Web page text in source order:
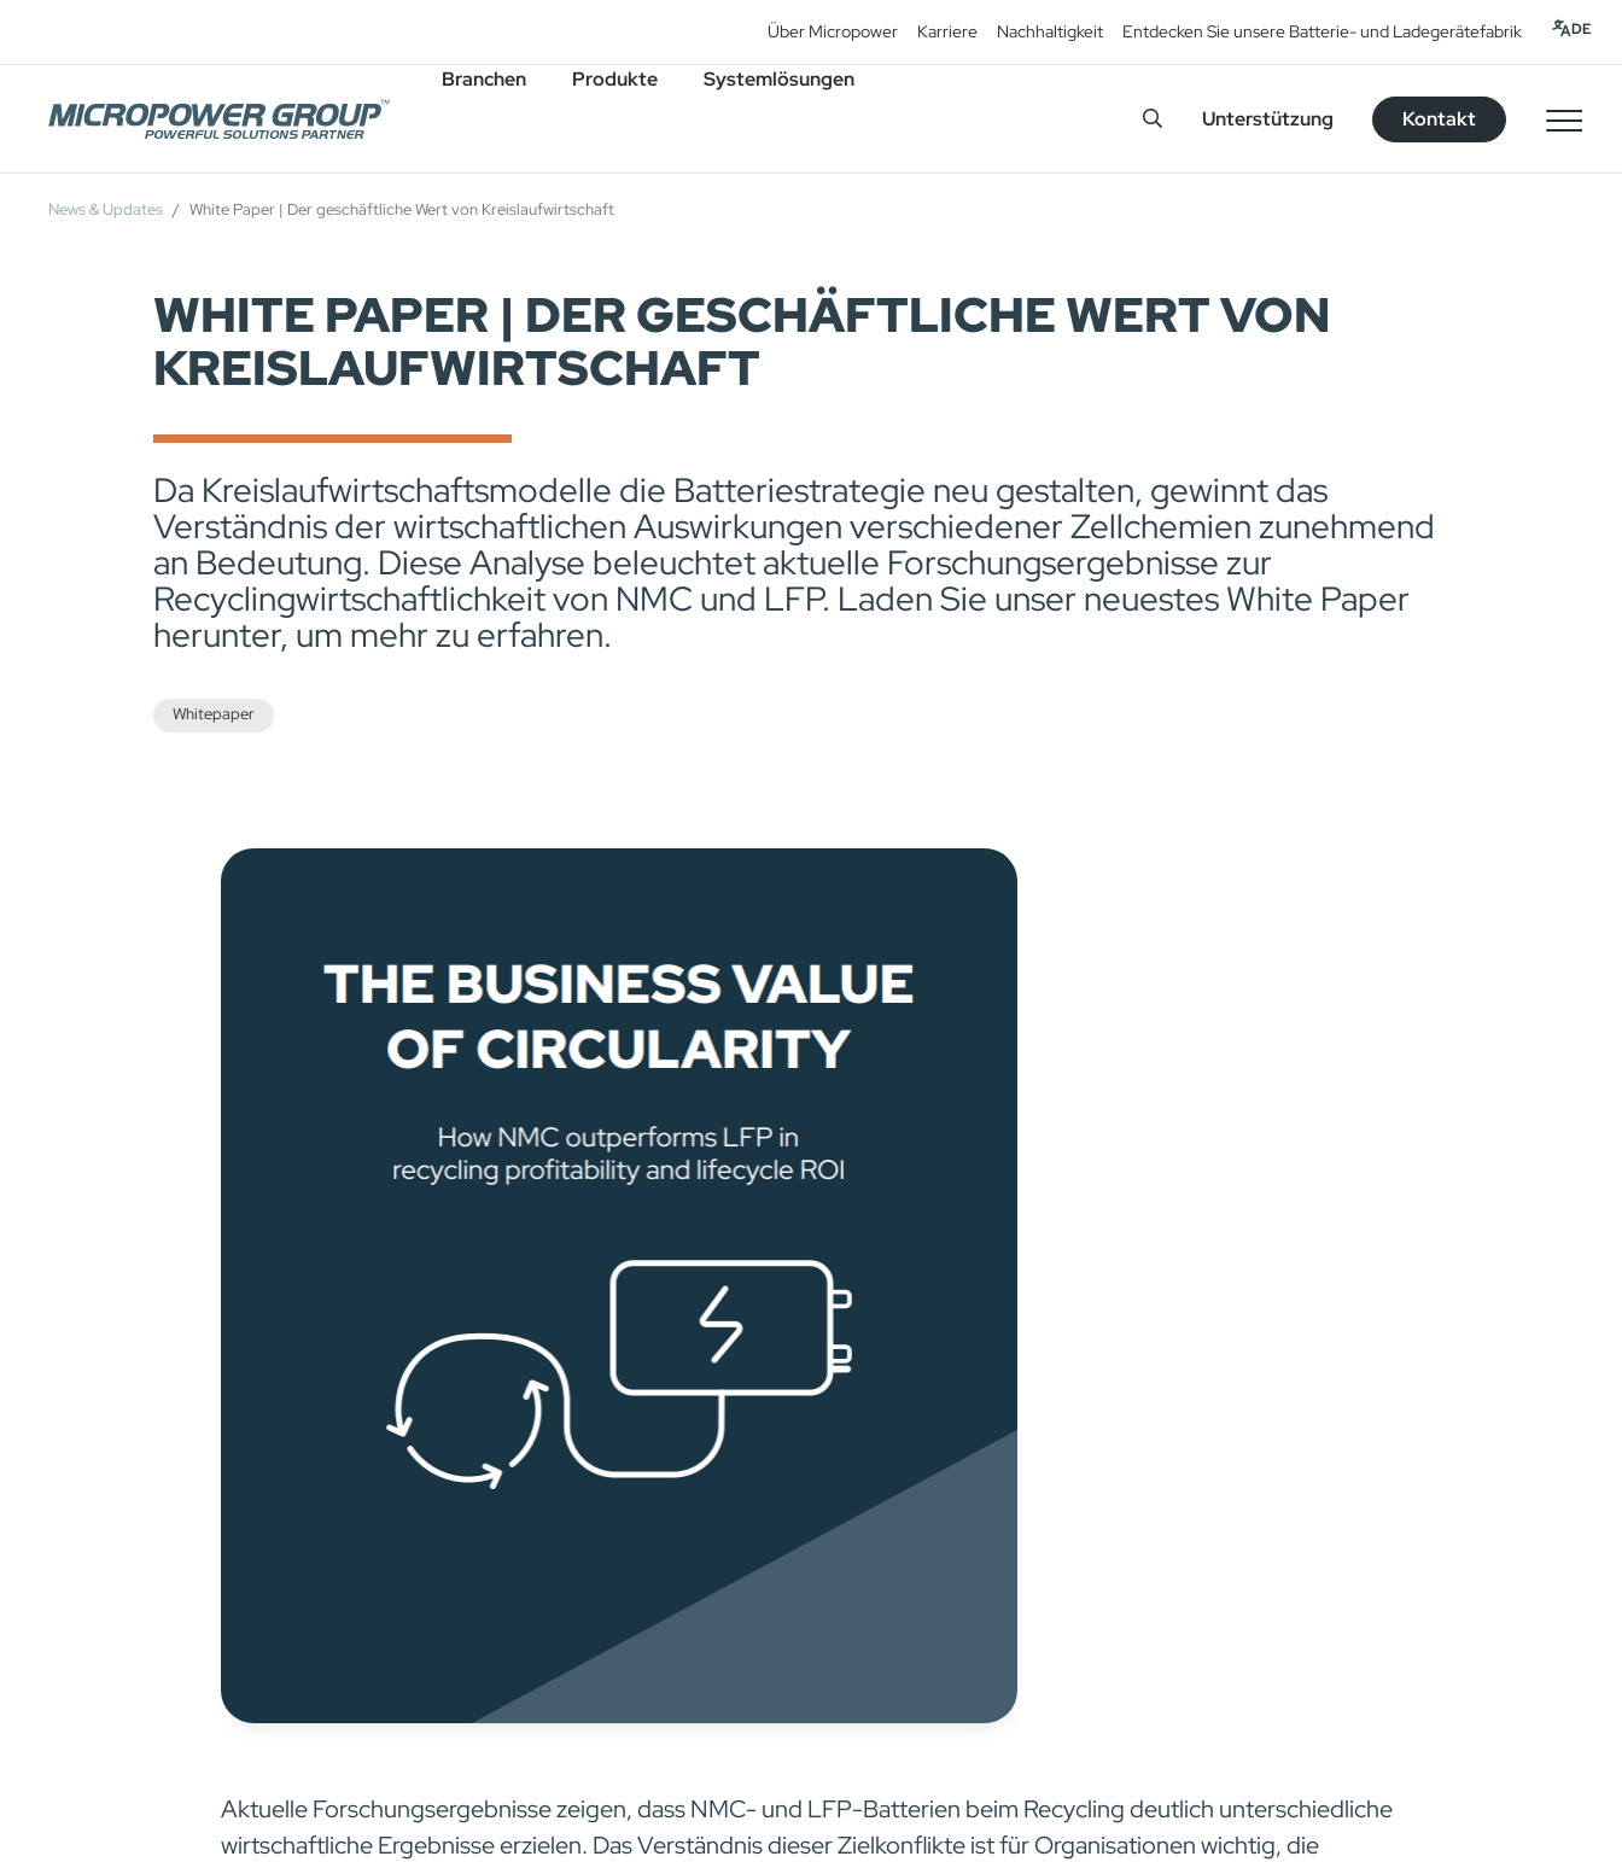
Über Micropower Karriere Nachhaltigkeit Entdecken Sie unsere Batterie- und Ladegerätefabrik DE
Branchen Produkte
Systemlösungen
Unterstützung
Kontakt
Stellenangebote
News & Updates White Paper | Der geschäftliche Wert von Kreislaufwirtschaft
WHITE PAPER | DER GESCHÄFTLICHE WERT VON
KREISLAUFWIRTSCHAFT
Da Kreislaufwirtschaftsmodelle die Batteriestrategie neu gestalten, gewinnt das
Verständnis der wirtschaftlichen Auswirkungen verschiedener Zellchemien zunehmend
an Bedeutung. Diese Analyse beleuchtet aktuelle Forschungsergebnisse zur
Recyclingwirtschaftlichkeit von NMC und LFP. Laden Sie unser neuestes White Paper
herunter, um mehr zu erfahren.
Whitepaper
Aktuelle Forschungsergebnisse zeigen, dass NMC- und LFP-Batterien beim Recycling deutlich unterschiedliche
wirtschaftliche Ergebnisse erzielen. Das Verständnis dieser Zielkonflikte ist für Organisationen wichtig, die